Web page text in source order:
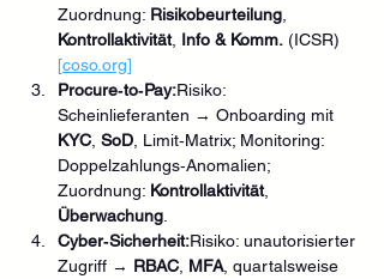
Zuordnung: Risikobeurteilung
Kontrollaktivität, Info & Komm. (ICSR)
[coso.org]
Procure‑to‑Pay:Risiko:
Scheinlieferanten → Onboarding mit
KYC SoD , Limit‑Matrix; Monitoring:
Doppelzahlungs‑Anomalien;
Zuordnung: Kontrollaktivität,
Überwachung
Cyber‑Sicherheit:Risiko: unautorisierter
Zugriff → RBAC MFA, quartalsweise